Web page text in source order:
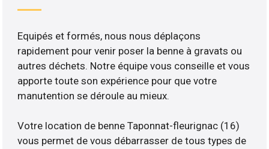
Equipés et formés, nous nous déplaçons
rapidement pour venir poser la benne à gravats ou
autres déchets. Notre équipe vous conseille et vous
apporte toute son expérience pour que votre
manutention se déroule au mieux.
Votre location de benne Taponnat-fleurignac (16)
vous permet de vous débarrasser de tous types de